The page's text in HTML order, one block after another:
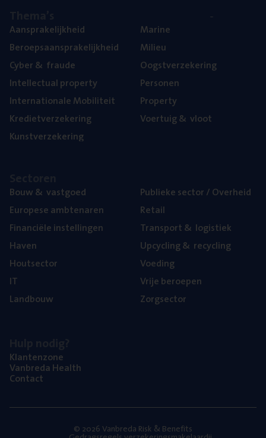
Aan­spra­ke­lijk­heid
Beroeps­aan­spra­ke­lijk­heid
Cyber& fraude
Intel­lec­tu­al property
Inter­na­ti­o­na­le Mobiliteit
Kre­diet­ver­ze­ke­ring
Kunst­ver­ze­ke­ring
Mari­ne
Mili­eu
Oogst­ver­ze­ke­ring
Per­so­nen
Pro­per­ty
Voer­tuig& vloot
Bouw& vastgoed
Euro­pe­se ambtenaren
Finan­ci­ë­le instellingen
Haven
Hout­sec­tor
IT
Land­bouw
Publie­ke sec­tor / Overheid
Retail
Trans­port& logistiek
Upcy­cling& recycling
Voe­ding
Vrije beroe­pen
Zorg­sec­tor
Klan­ten­zo­ne
Van­b­re­da Health
Con­tact
© 2026 Vanbreda Risk & Benefits